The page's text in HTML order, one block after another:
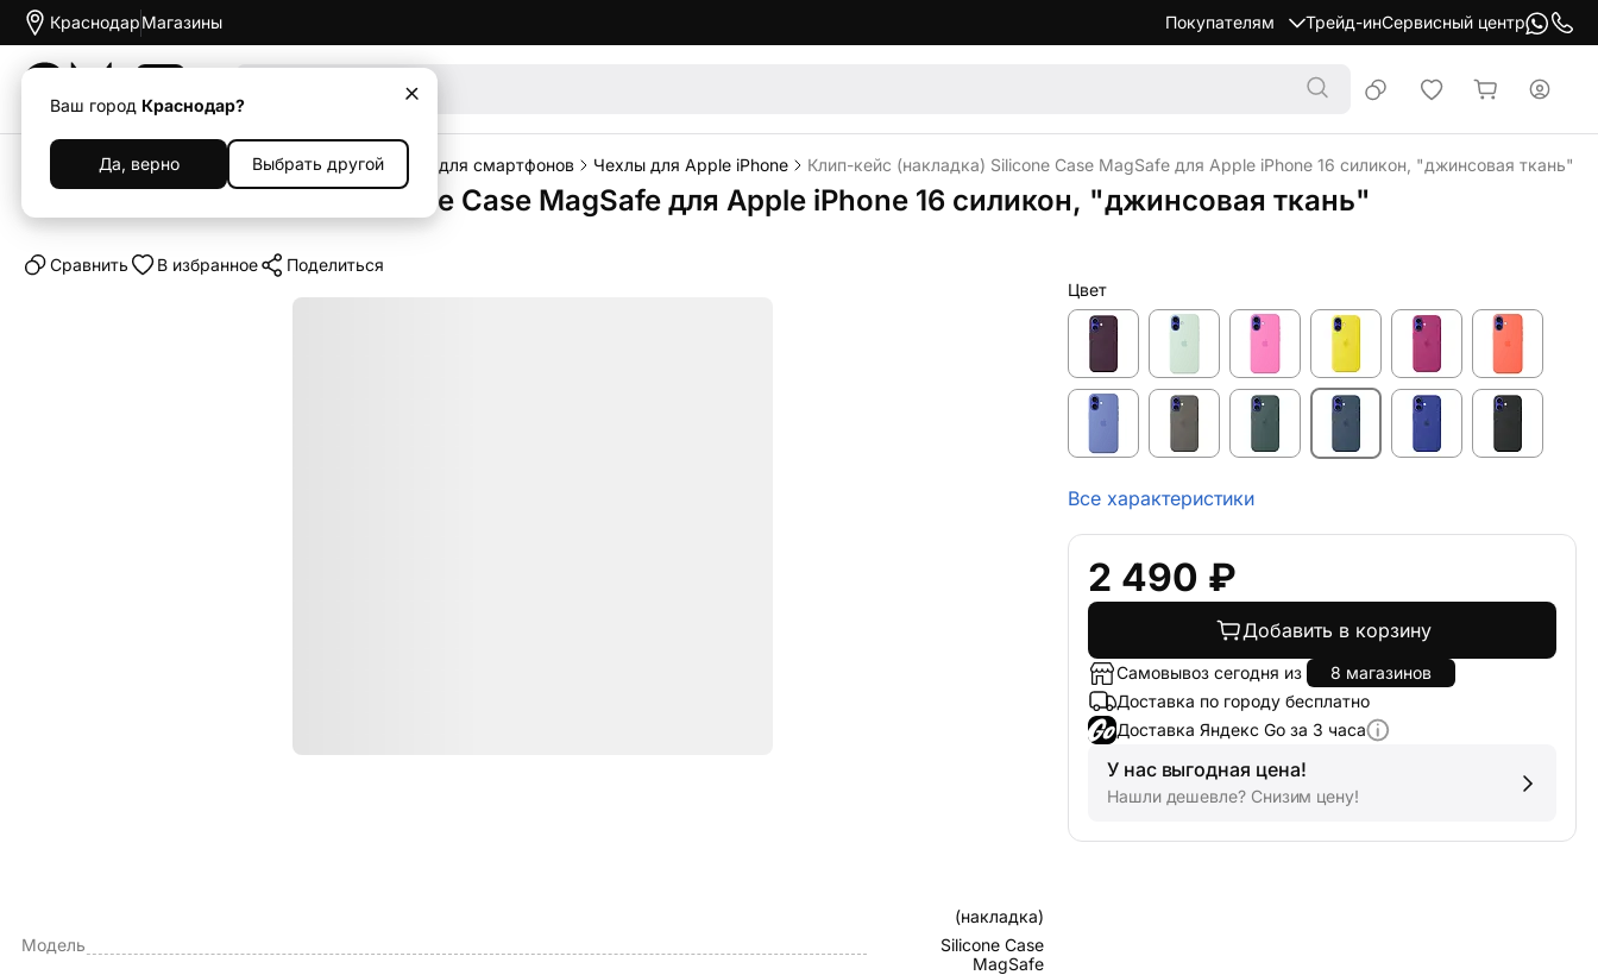
Краснодар
Ваш город Краснодар?
Да, верно Выбрать другой
Магазины Покупателям Трейд-инСервисный центр
Каталог Аксессуары Чехлы Чехлы для смартфонов Чехлы для Apple iPhone Клип-кейс (накладка) Silicone Case MagSafe для Apple iPhone 16 силикон, "джинсовая ткань"
Клип-кейс (накладка) Silicone Case MagSafe для Apple iPhone 16 силикон, "джинсовая ткань"
Cравнить В избранное Поделиться
(накладка)
Модель
Silicone Case
MagSafe
Цвет
Все характеристики
2 490 ₽
Добавить в корзину
Самовывоз сегодня из
8 магазинов
Доставка по городу бесплатно
Доставка Яндекс Go за 3 часа
У нас выгодная цена!
Нашли дешевле? Снизим цену!